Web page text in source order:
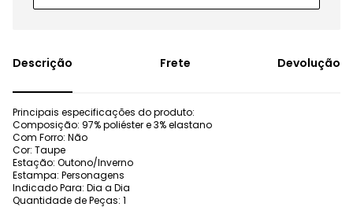
Frete Devolução
Principais especificações do produto:
Composição: 97% poliéster e 3% elastano
Com Forro: Não
Cor: Taupe
Estação: Outono/Inverno
Estampa: Personagens
Indicado Para: Dia a Dia
Quantidade de Peças: 1